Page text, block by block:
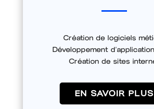
Création de logiciels
Développement
Création de sites
EN SAVOIR PLUS